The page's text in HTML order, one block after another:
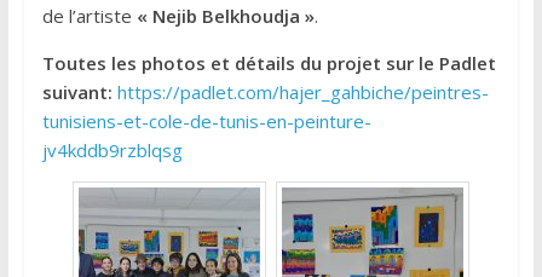
de l’artiste « Nejib Belkhoudja ».
Toutes les photos et détails du projet sur le Padlet
suivant: https://padlet.com/hajer_gahbiche/peintres-
tunisiens-et-cole-de-tunis-en-peinture-
jv4kddb9rzblqsg